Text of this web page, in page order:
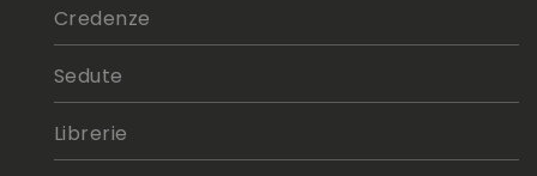
Credenze
Sedute
Librerie